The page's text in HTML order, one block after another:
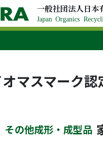
ション
一般社団法人日本
Japan Organics
マスマーク認
その他成形・成型品